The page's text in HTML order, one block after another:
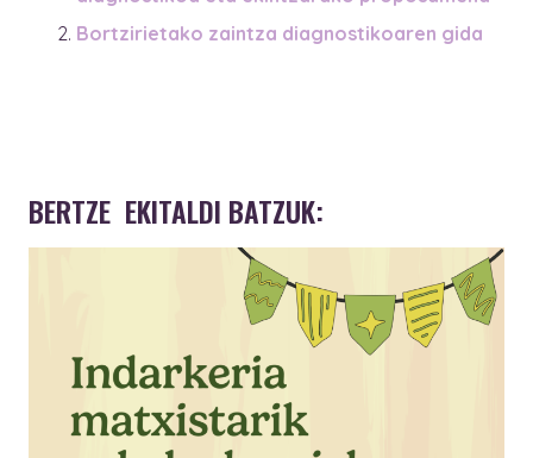
Bortzirietako zaintza diagnostikoaren gida
BERTZE EKITALDI BATZUK: